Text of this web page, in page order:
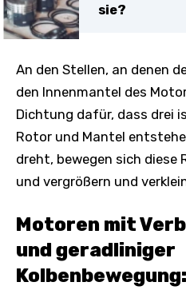
sie?
An den Stellen, an denen
den Innenmantel des
Dichtung dafür, dass drei
Rotor und Mantel
dreht, bewegen sich diese
und vergrößern und
Motoren mit
und geradliniger
Kolbenbewegung: